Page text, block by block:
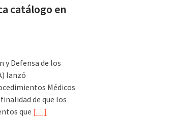
catálogo en
y Defensa de los
lanzó
Médicos
de que los
que […]